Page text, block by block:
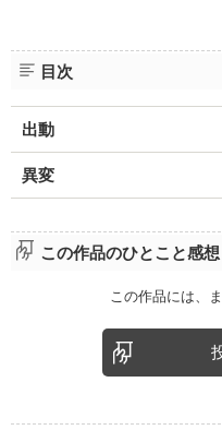
目次
出動
異変
この作品のひとこと感想
この作品には、